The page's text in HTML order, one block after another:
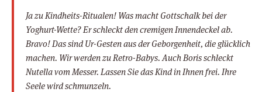
Ja zu Kindheits-Ritualen! Was macht Gottschalk bei der
Yoghurt-Wette? Er schleckt den cremigen Innendeckel ab.
Bravo! Das sind Ur-Gesten aus der Geborgenheit, die glücklich
machen. Wir werden zu Retro-Babys. Auch Boris schleckt
Nutella vom Messer. Lassen Sie das Kind in Ihnen frei. Ihre
Seele wird schmunzeln.